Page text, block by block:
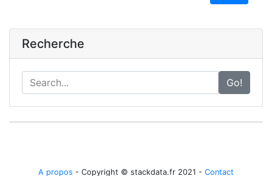
Recherche
Go!
A propos - Copyright © stackdata.fr 2021 - Contact